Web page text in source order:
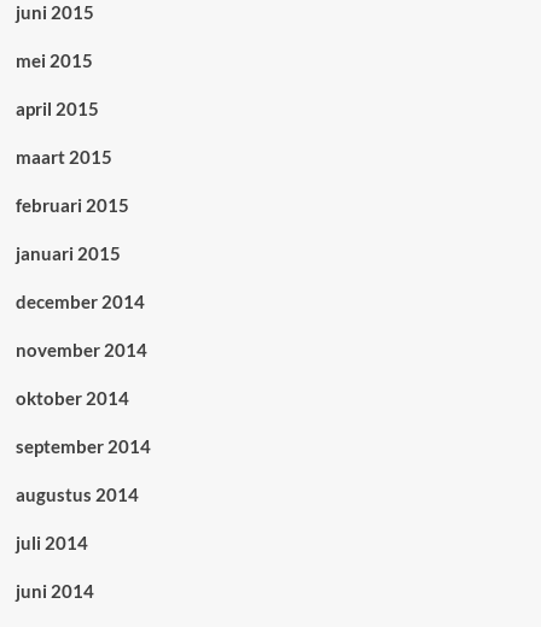
juni 2015
mei 2015
april 2015
maart 2015
februari 2015
januari 2015
december 2014
november 2014
oktober 2014
september 2014
augustus 2014
juli 2014
juni 2014